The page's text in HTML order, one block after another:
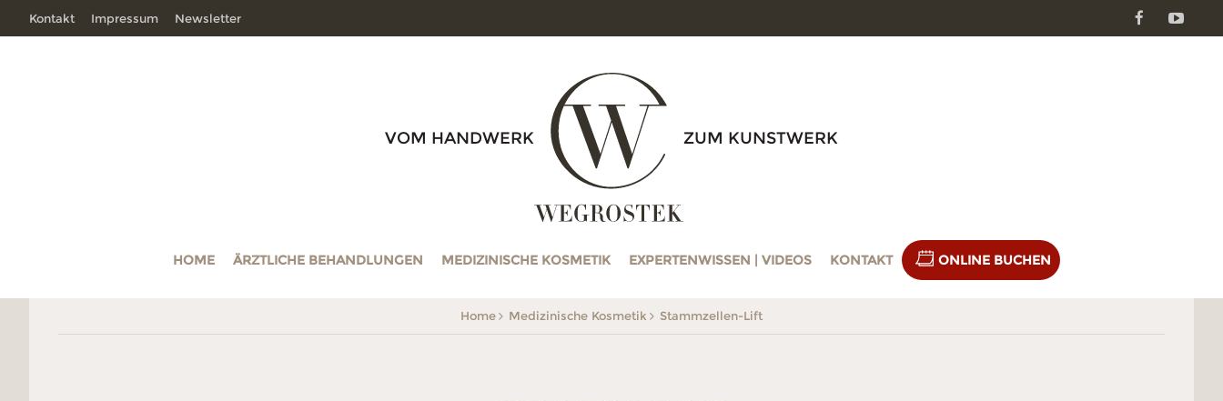
VOM HANDWERK
WEGROSTEK
ZUM KUNSTWERK
HOME ÄRZTLICHE BEHANDLUNGEN MEDIZINISCHE KOSMETIK EXPERTENWISSEN | VIDEOS KONTAKT ONLINE BUCHEN
Kontakt Impressum
Newsletter
Home Medizinische Kosmetik Stammzellen-Lift